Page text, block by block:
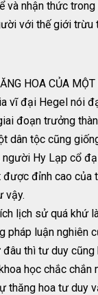
và nhận thức
với thế giới trừu
HOA CỦA
vĩ đại Hegel nói
đoạn trưởng
dân tộc cũng
người Hy Lạp cổ
đỉnh cao của
vậy.
lịch sử quá khứ
pháp luận nghiên
thì tư duy cũng
học chắc chắn
thăng hoa tư duy